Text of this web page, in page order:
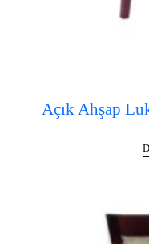
Açık Ahşap